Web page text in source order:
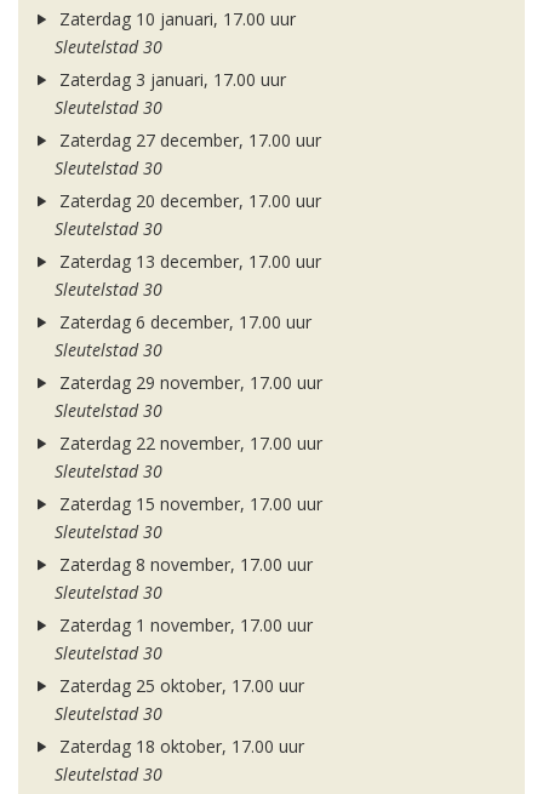
Zaterdag 10 januari, 17.00 uur
Sleutelstad 30
Zaterdag 3 januari, 17.00 uur
Sleutelstad 30
Zaterdag 27 december, 17.00 uur
Sleutelstad 30
Zaterdag 20 december, 17.00 uur
Sleutelstad 30
Zaterdag 13 december, 17.00 uur
Sleutelstad 30
Zaterdag 6 december, 17.00 uur
Sleutelstad 30
Zaterdag 29 november, 17.00 uur
Sleutelstad 30
Zaterdag 22 november, 17.00 uur
Sleutelstad 30
Zaterdag 15 november, 17.00 uur
Sleutelstad 30
Zaterdag 8 november, 17.00 uur
Sleutelstad 30
Zaterdag 1 november, 17.00 uur
Sleutelstad 30
Zaterdag 25 oktober, 17.00 uur
Sleutelstad 30
Zaterdag 18 oktober, 17.00 uur
Sleutelstad 30